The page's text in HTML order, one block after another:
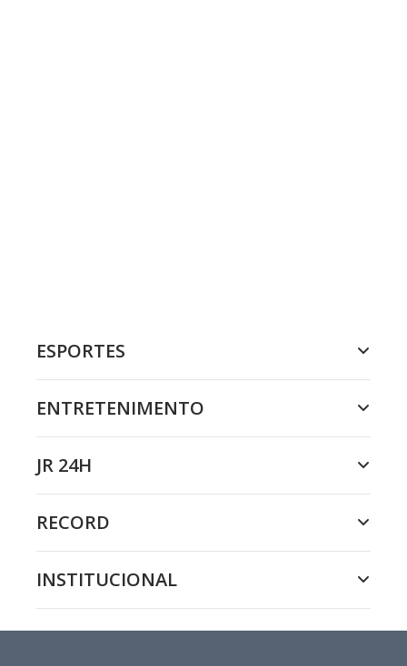
ESPORTES
ENTRETENIMENTO
JR 24H
RECORD
INSTITUCIONAL